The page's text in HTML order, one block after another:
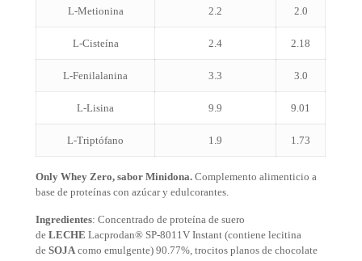
L-Metionina 2.2 2.0
L-Cisteína 2.4 2.18
L-Fenilalanina 3.3 3.0
L-Lisina 9.9 9.01
L-Triptófano 1.9 1.73
Only Whey Zero, sabor Minidona. Complemento alimenticio a
base de proteínas con azúcar y edulcorantes.
Ingredientes: Concentrado de proteína de suero
deLECHE Lacprodan® SP-8011V Instant (contiene lecitina
deSOJAcomo emulgente) 90.77%, trocitos planos de chocolate